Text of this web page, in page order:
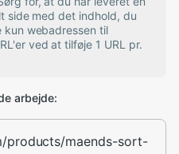
side med det indhold, du
webadressen til
ved at tilføje 1 URL pr.
arbejde: